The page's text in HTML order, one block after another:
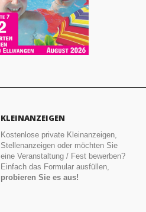
KLEINANZEIGEN
Kostenlose private Kleinanzeigen,
Stellenanzeigen oder möchten Sie
eine Veranstaltung / Fest bewerben?
Einfach das Formular ausfüllen,
probieren Sie es aus!